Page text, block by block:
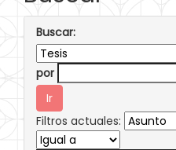
Buscar:
por
Filtros actuales: